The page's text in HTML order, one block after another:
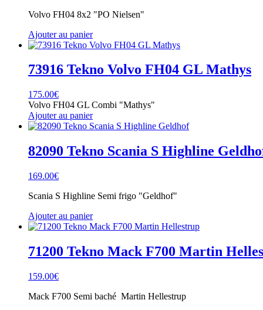
Volvo FH04 8x2 "PO Nielsen"
Ajouter au panier
73916 Tekno Volvo FH04 GL Mathys
175.00€
Volvo FH04 GL Combi "Mathys"
Ajouter au panier
82090 Tekno Scania S Highline
169.00€
Scania S Highline Semi frigo "Geldhof"
Ajouter au panier
71200 Tekno Mack F700 Martin
159.00€
Mack F700 Semi baché Martin Hellestrup